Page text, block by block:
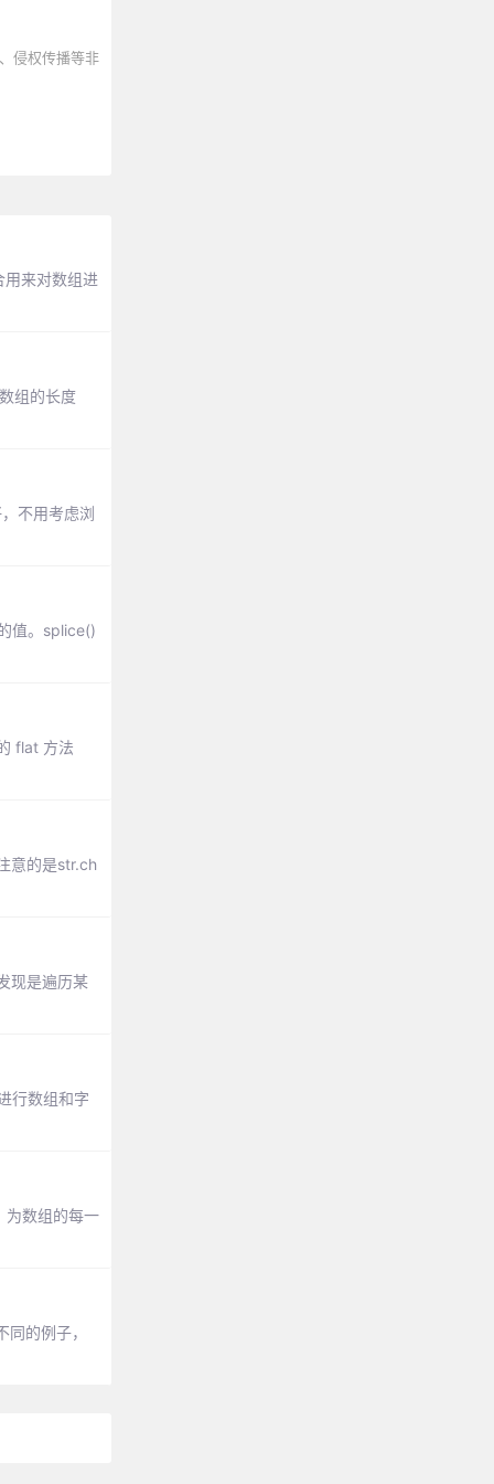
侵权传播等非
来对数组进
组的长度
不用考虑浏
值。splice()
flat 方法
意的是str.ch
现是遍历某
行数组和字
为数组的每一
的例子，